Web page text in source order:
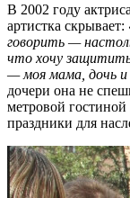
В 2002 году
артистка скрывает:
говорить —
что хочу защитить
— моя мама, дочь и
дочери она не
метровой гостиной
праздники для